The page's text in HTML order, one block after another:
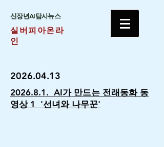
​신장년AI탐사뉴스
실버피아온라
인
2026.04.13
2026.8.1. AI가 만드는 전래동화 동
영상 1 '선녀와 나무꾼'